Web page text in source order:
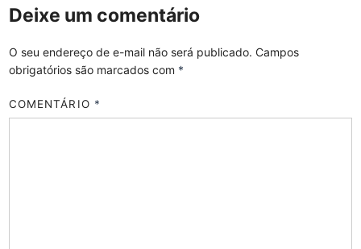
Deixe um comentário
O seu endereço de e-mail não será publicado. Campos
obrigatórios são marcados com *
COMENTÁRIO *